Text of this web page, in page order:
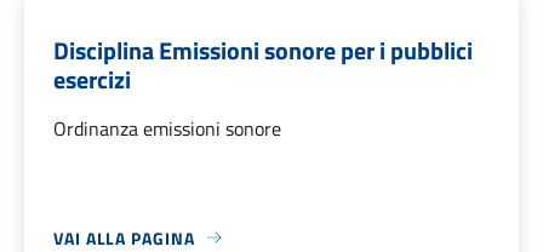
Disciplina Emissioni sonore per i pubblici
esercizi
Ordinanza emissioni sonore
VAI ALLA PAGINA